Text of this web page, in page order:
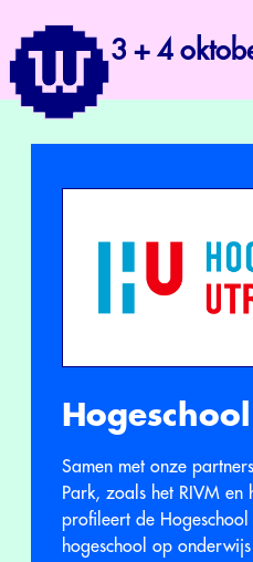
3 + 4
Samen met onze
Park, zoals het RIVM en
profileert de Hogeschool
hogeschool op